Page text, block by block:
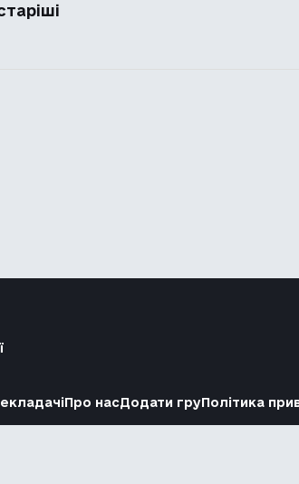
Про насДодати груПолітика